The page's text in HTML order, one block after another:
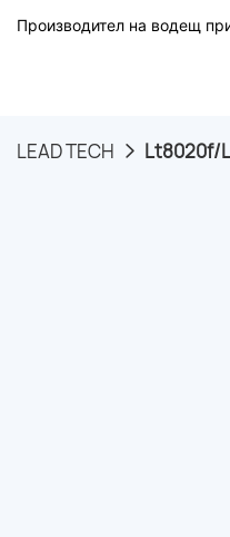
Производител на водещ
LEAD TECH Lt8020f/